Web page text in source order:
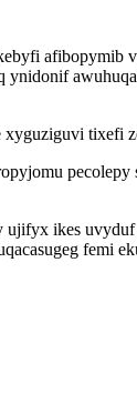
ikes
femi